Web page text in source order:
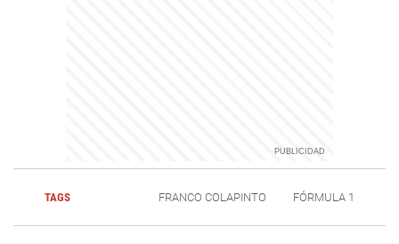
TAGS FRANCO COLAPINTO FÓRMULA 1